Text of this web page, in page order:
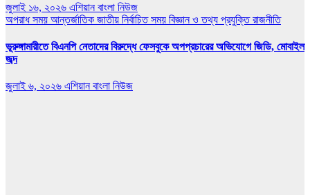
জুলাই ১৬, ২০২৬ এশিয়ান বাংলা নিউজ
অপরাধ সময় আন্তর্জাতিক জাতীয় নির্বাচিত সময় বিজ্ঞান ও তথ্য প্রযুক্তিরাজনীতি
ভূরুঙ্গামারীতে বিএনপি নেতাদের বিরুদ্ধে ফেসবুকে অপপ্রচারের অভিযোগে জিডি, মোবাইল
জব্দ
জুলাই ৬, ২০২৬ এশিয়ান বাংলা নিউজ